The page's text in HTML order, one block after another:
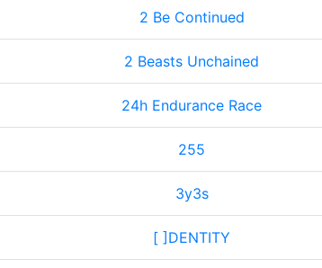
2 Be Continued
2 Beasts Unchained
24h Endurance Race
255
3y3s
[ ]DENTITY